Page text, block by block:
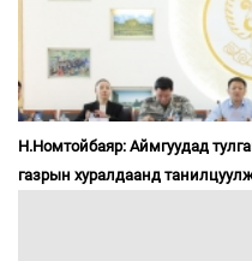
Н.Номтойбаяр: Аймгуудад
газрын хуралдаанд